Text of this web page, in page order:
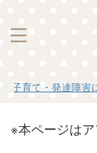
発達障害に関する
※本ページは